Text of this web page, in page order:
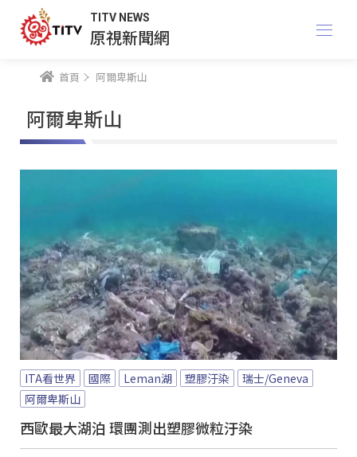
TITV NEWS
原視新聞網
首頁 阿爾卑斯山
阿爾卑斯山
ITA看世界 國際 Leman湖 塑膠汙染
瑞士/Geneva
阿爾卑斯山
西歐最大湖泊 環團測出塑膠微粒汙染